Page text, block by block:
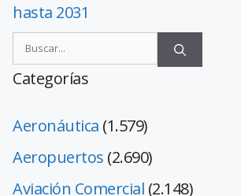
hasta 2031
Categorías
Aeronáutica (1.579)
Aeropuertos (2.690)
Aviación Comercial (2.148)